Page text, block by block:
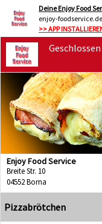
Deine Enjoy Food
enjoy-foodservice.de
>> APP
Enjoy Food Service
Breite Str. 10
04552 Borna
Pizzabrötchen